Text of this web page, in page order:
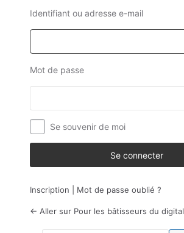
Identifiant ou adresse e-mail
Mot de passe
Se souvenir de moi
Inscription Mot de passe oublié ?
← Aller sur Pour les bâtisseurs du digital